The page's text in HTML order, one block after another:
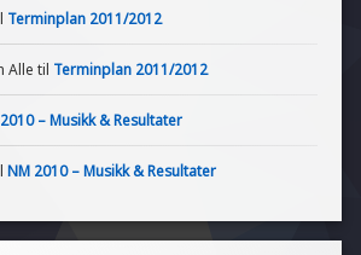
Terminplan 2011/2012
Alle til Terminplan 2011/2012
– Musikk & Resultater
NM 2010 – Musikk & Resultater